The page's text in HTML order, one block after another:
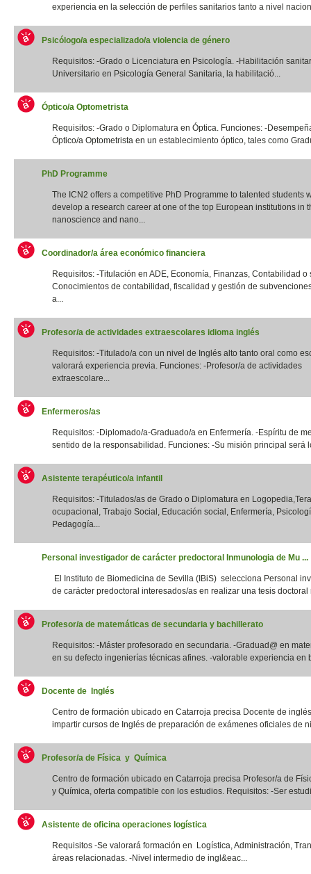
experiencia en la selección de perfiles sanitarios tanto a nivel
Psicólogo/a especializado/a violencia de género
Requisitos: -Grado o Licenciatura en Psicología. -Habilitación
Universitario en Psicología General Sanitaria, la habilitació...
Óptico/a Optometrista
Requisitos: -Grado o Diplomatura en Óptica. Funciones: -
Óptico/a Optometrista en un establecimiento óptico, tales como
PhD Programme
The ICN2 offers a competitive PhD Programme to talented students
develop a research career at one of the top European institutions in
nanoscience and nano...
Coordinador/a área económico financiera
Requisitos: -Titulación en ADE, Economía, Finanzas, Contabilidad o
Conocimientos de contabilidad, fiscalidad y gestión de
a...
Profesor/a de actividades extraescolares idioma inglés
Requisitos: -Titulado/a con un nivel de Inglés alto tanto oral como
valorará experiencia previa. Funciones: -Profesor/a de actividades
extraescolare...
Enfermeros/as
Requisitos: -Diplomado/a-Graduado/a en Enfermería. -Espíritu de
sentido de la responsabilidad. Funciones: -Su misión principal será
Asistente terapéutico/a infantil
Requisitos: -Titulados/as de Grado o Diplomatura en
ocupacional, Trabajo Social, Educación social, Enfermería,
Pedagogía...
Personal investigador de carácter predoctoral Inmunologia de Mu ...
El Instituto de Biomedicina de Sevilla (IBiS) selecciona Personal
de carácter predoctoral interesados/as en realizar una tesis doctoral
Profesor/a de matemáticas de secundaria y bachillerato
Requisitos: -Máster profesorado en secundaria. -Graduad@ en
en su defecto ingenierías técnicas afines. -valorable experiencia en
Docente de Inglés
Centro de formación ubicado en Catarroja precisa Docente de
impartir cursos de Inglés de preparación de exámenes oficiales de
Profesor/a de Física y Química
Centro de formación ubicado en Catarroja precisa Profesor/a de
y Química, oferta compatible con los estudios. Requisitos: -Ser
Asistente de oficina operaciones logística
Requisitos -Se valorará formación en Logística, Administración,
áreas relacionadas. -Nivel intermedio de ingl&eac...